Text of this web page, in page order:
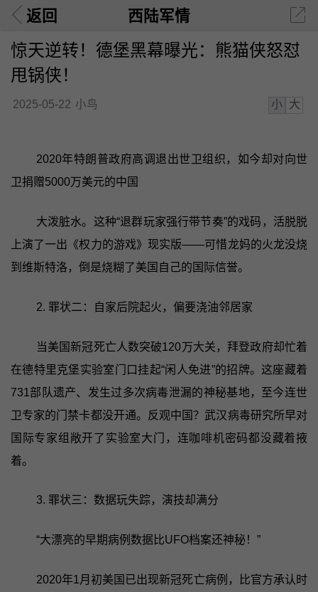
返回 西陆军情
惊天逆转！德堡黑幕曝光：熊猫侠怒怼
甩锅侠！
2025-05-22 小鸟 小 大
2020年特朗普政府高调退出世卫组织，如今却对向世
卫捐赠5000万美元的中国
大泼脏水。这种“退群玩家强行带节奏”的戏码，活脱脱
上演了一出《权力的游戏》现实版——可惜龙妈的火龙没烧
到维斯特洛，倒是烧糊了美国自己的国际信誉。
2. 罪状二：自家后院起火，偏要浇油邻居家
当美国新冠死亡人数突破120万大关，拜登政府却忙着
在德特里克堡实验室门口挂起“闲人免进”的招牌。这座藏着
731部队遗产、发生过多次病毒泄漏的神秘基地，至今连世
卫专家的门禁卡都没开通。反观中国？武汉病毒研究所早对
国际专家组敞开了实验室大门，连咖啡机密码都没藏着掖
着。
3. 罪状三：数据玩失踪，演技却满分
“大漂亮的早期病例数据比UFO档案还神秘！”
2020年1月初美国已出现新冠死亡病例，比官方承认时